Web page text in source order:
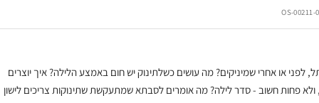
00211-
לפני או אחרי שמיניקים? מה עושים כשלתינוק יש חום באמצע הלילה? איך יוצרים
ולא פחות חשוב - סדר לילה? מה אומרים לסבתא שמתעקשת שתינוקות צריכים לישון